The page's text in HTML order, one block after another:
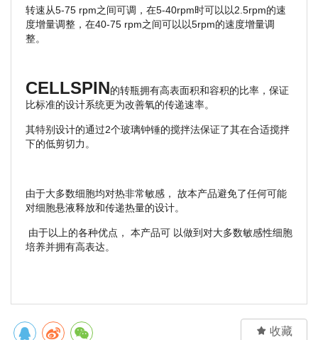
转速从5-75 rpm之间可调，在5-40rpm时可以以2.5rpm的速
度增量调整，在40-75 rpm之间可以以5rpm的速度增量调
整。
CELLSPIN的转瓶拥有高表面积和容积的比率，保证
比标准的设计系统更为改善氧的传递速率。
其特别设计的通过2个玻璃钟锤的搅拌法保证了其在合适搅拌
下的低剪切力。
由于大多数细胞均对热非常敏感， 故本产品避免了任何可能
对细胞悬液释放和传递热量的设计。
由于以上的各种优点， 本产品可 以做到对大多数敏感性细胞
培养并拥有高表达。
 收藏